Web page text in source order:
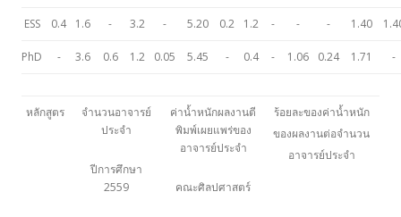
ESS 0.4 1.6 - 3.2 - 5.20 0.2 1.2 - - - 1.40
PhD - 3.6 0.6 1.2 0.05 5.45 - 0.4 - 1.06 0.24 1.71 -
หลักสูตร
จำนวนอาจารย์
ประจำ
ปีการศึกษา
2559
ค่าน้ำหนักผลงานตี
พิมพ์เผยแพร่ของ
อาจารย์ประจำ
คณะศิลปศาสตร์
ร้อยละของค่าน้ำหนัก
ของผลงานต่อจำนวน
อาจารย์ประจำ